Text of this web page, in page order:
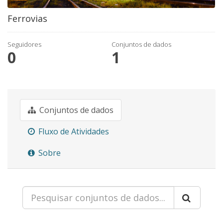
Ferrovias
Seguidores
0
Conjuntos de dados
1
Conjuntos de dados
Fluxo de Atividades
Sobre